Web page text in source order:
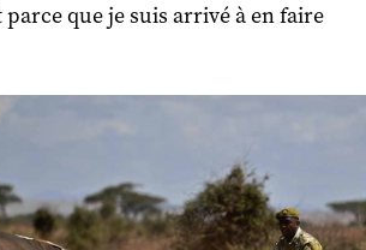
parce que je suis arrivé à en faire